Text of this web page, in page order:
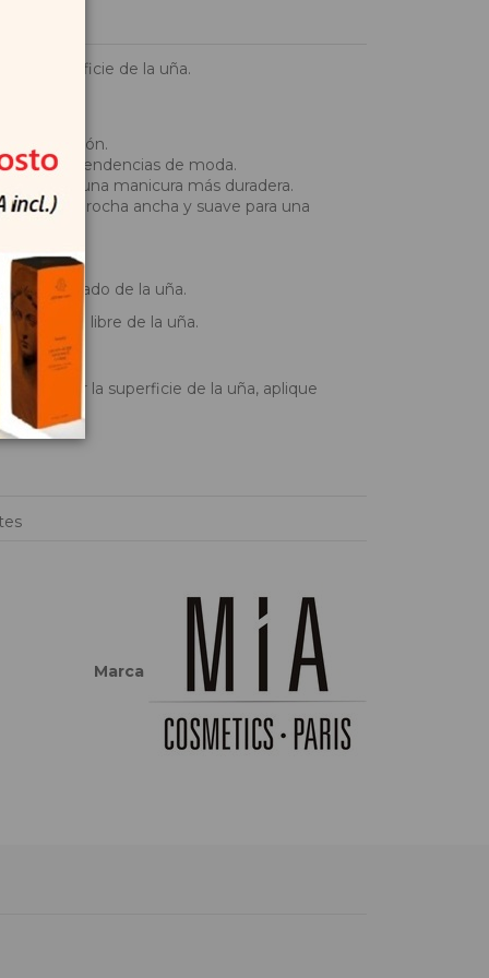
la superficie de la uña.
formulación.
últimas tendencias de moda.
lograr una manicura más duradera.
y una brocha ancha y suave para una
de cada lado de la uña.
el borde libre de la uña.
uña.
y sellar la superficie de la uña, aplique
Marca